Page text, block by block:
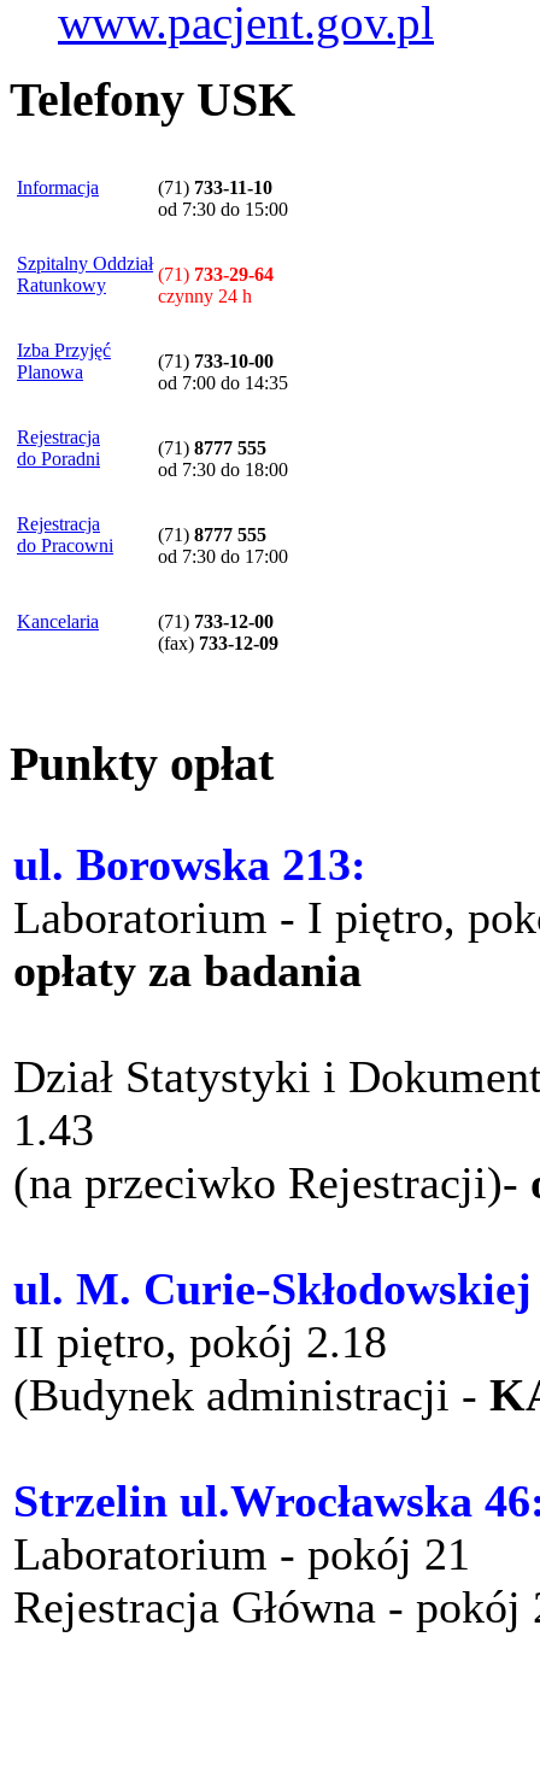
www.pacjent.gov.pl
Telefony USK
Informacja (71) 733-11-10
od 7:30 do 15:00
Szpitalny Oddział
Ratunkowy
(71) 733-29-64
czynny 24 h
Izba Przyjęć
Planowa
(71) 733-10-00
od 7:00 do 14:35
Rejestracja
do Poradni
(71) 8777 555
od 7:30 do 18:00
Rejestracja
do Pracowni
(71) 8777 555
od 7:30 do 17:00
Kancelaria (71) 733-12-00
(fax) 733-12-09
Punkty opłat
ul. Borowska 213:
Laboratorium - I piętro,
opłaty za badania
Dział Statystyki i
1.43
(na przeciwko Rejestracji)-
ul. M. Curie-Skłodowskiej
II piętro, pokój 2.18
(Budynek administracji -
Strzelin ul.Wrocławska
Laboratorium - pokój 21
Rejestracja Główna -